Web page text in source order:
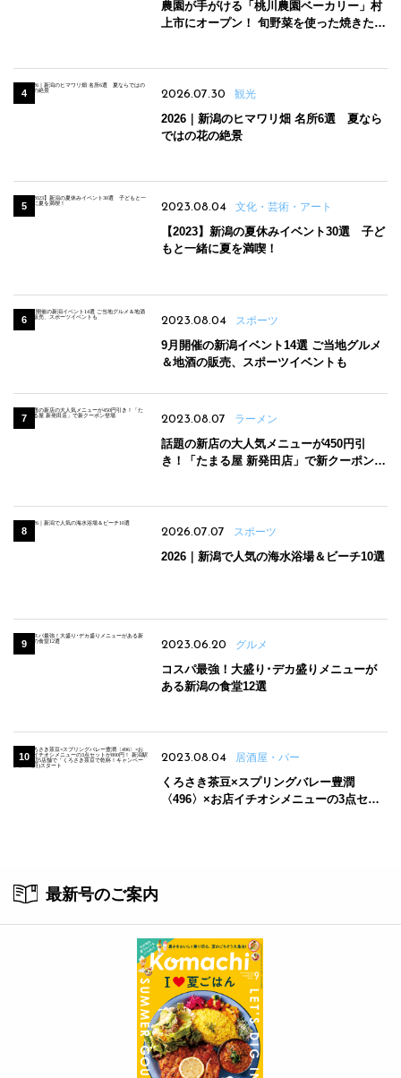
農園が手がける「桃川農園ベーカリー」村
上市にオープン！ 旬野菜を使った焼きたて
2026.07.30 観光
2026｜新潟のヒマワリ畑 名所6選 夏なら
ではの花の絶景
2023.08.04 文化・芸術・アート
【2023】新潟の夏休みイベント30選 子ど
もと一緒に夏を満喫！
2023.08.04 スポーツ
9月開催の新潟イベント14選 ご当地グルメ
＆地酒の販売、スポーツイベントも
2023.08.07 ラーメン
話題の新店の大人気メニューが450円引
き！「たまる屋 新発田店」で新クーポン登
2026.07.07 スポーツ
2026｜新潟で人気の海水浴場＆ビーチ10選
2023.06.20 グルメ
コスパ最強！大盛り･デカ盛りメニューが
ある新潟の食堂12選
2023.08.04 居酒屋・バー
くろさき茶豆×スプリングバレー豊潤
〈496〉×お店イチオシメニューの3点セッ
最新号のご案内